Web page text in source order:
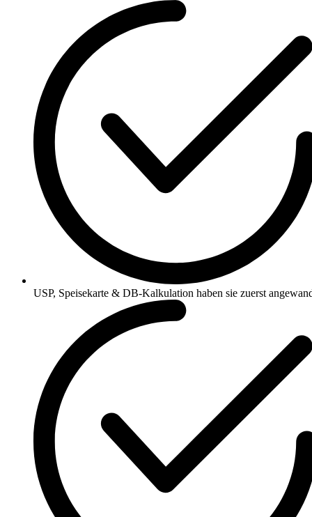
USP, Speisekarte & DB-Kalkulation haben sie zuerst